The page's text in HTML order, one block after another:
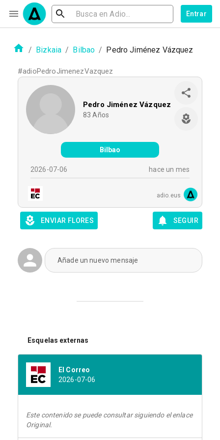
Entrar
/ Bizkaia / Bilbao / Pedro Jiménez Vázquez
#adioPedroJimenezVazquez
Pedro Jiménez Vázquez
83 Años
Bilbao
2026-07-06 hace un mes
adio.eus
ENVIAR FLORES SEGUIR
Añade un nuevo mensaje
Esquelas externas
El Correo
2026-07-06
Este contenido se puede consultar siguiendo el enlace
Original.